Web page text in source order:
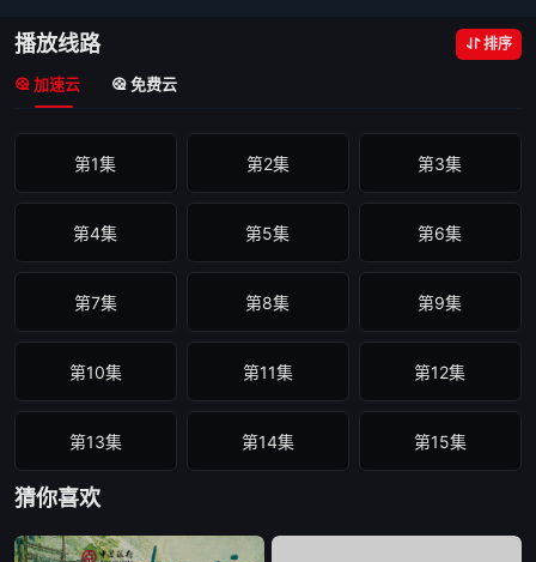
播放线路 排序
加速云 免费云
第1集 第2集 第3集
第4集 第5集 第6集
第7集 第8集 第9集
第10集 第11集 第12集
第13集 第14集 第15集
第16集
猜你喜欢